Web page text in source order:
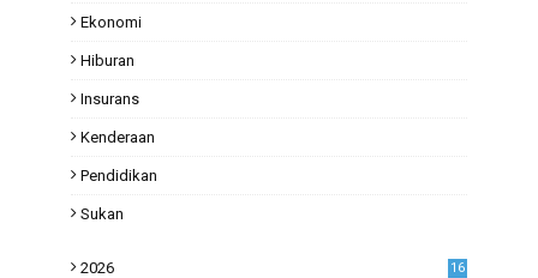
Ekonomi
Hiburan
Insurans
Kenderaan
Pendidikan
Sukan
2026 16